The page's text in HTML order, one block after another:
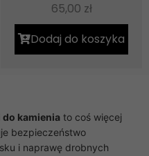
65,00 zł
Dodaj do koszyka
kamienia to coś więcej
bezpieczeństwo
i naprawę drobnych